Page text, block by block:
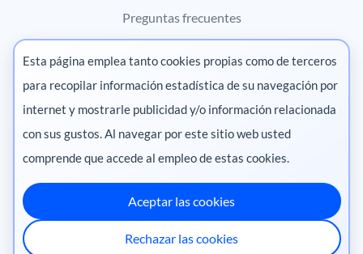
Preguntas frecuentes
Contáctanos
Marketing digital
Pharma
México
·
Ecuador·Perú·
Centroamérica
Chile
Esta página emplea tanto cookies propias como de terceros
para recopilar información estadística de su navegación por
internet y mostrarle publicidad y/o información relacionada
con sus gustos. Al navegar por este sitio web usted
comprende que accede al empleo de estas cookies.
Aceptar las cookies
Rechazar las cookies